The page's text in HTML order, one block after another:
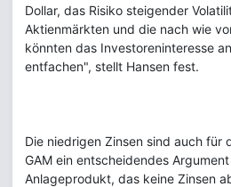
Dollar, das Risiko steigender
Aktienmärkten und die nach wie
könnten das Investoreninteresse
entfachen", stellt Hansen fest.
Die niedrigen Zinsen sind auch für
GAM ein entscheidendes
Anlageprodukt, das keine Zinsen